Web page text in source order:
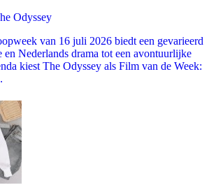
Odyssey
van 16 juli 2026 biedt een gevarieerd
en Nederlands drama tot een avontuurlijke
kiest The Odyssey als Film van de Week: